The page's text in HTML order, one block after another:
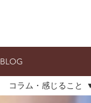
BLOG
コラム・感じること